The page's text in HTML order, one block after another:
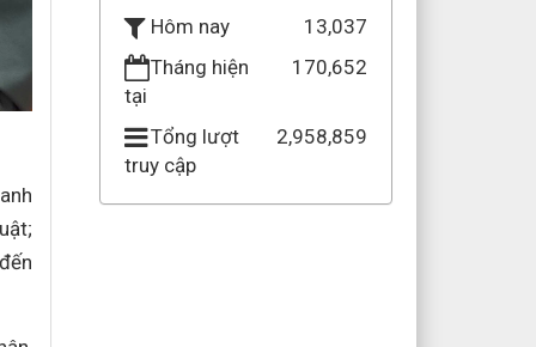
Hôm nay
13,037
Tháng hiện
tại
170,652
Tổng lượt
truy cập
2,958,859